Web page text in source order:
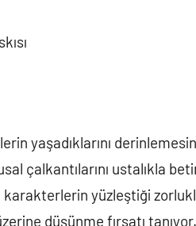
yaşadıklarını
çalkantılarını ustalıkla
yüzleştiği
düşünme fırsatı